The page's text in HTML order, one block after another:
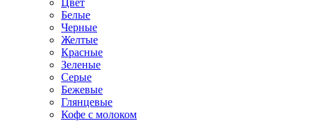
Цвет
Белые
Черные
Желтые
Красные
Зеленые
Серые
Бежевые
Глянцевые
Кофе с молоком